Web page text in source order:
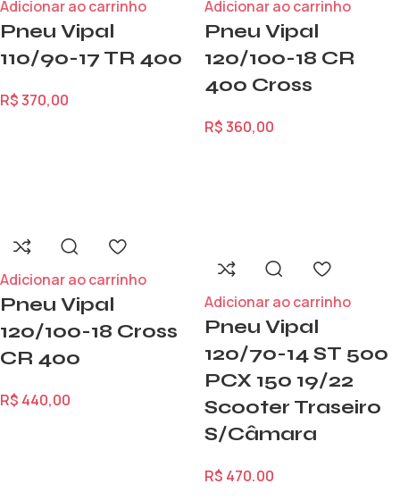
Adicionar ao carrinho
Pneu Vipal
110/90-17 TR 400
R$370,00
Adicionar ao carrinho
Pneu Vipal
120/100-18 CR
400 Cross
R$360,00
Adicionar ao carrinho
Pneu Vipal
120/100-18 Cross
CR 400
R$ 440,00
Adicionar ao carrinho
Pneu Vipal
120/70-14 ST 500
PCX 150 19/22
Scooter Traseiro
S/Câmara
R$ 470,00